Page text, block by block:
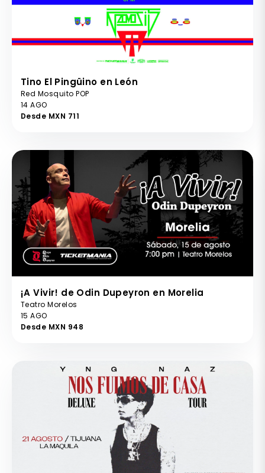
Tino El Pingüino en León
Red Mosquito POP
14 AGO
Desde MXN 711
¡A Vivir! de Odin Dupeyron en Morelia
Teatro Morelos
15 AGO
Desde MXN 948